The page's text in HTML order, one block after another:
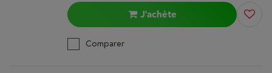
J'achète
Comparer